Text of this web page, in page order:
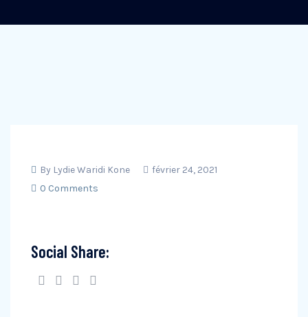
By Lydie Waridi Kone
février 24, 2021
0 Comments
Social Share: